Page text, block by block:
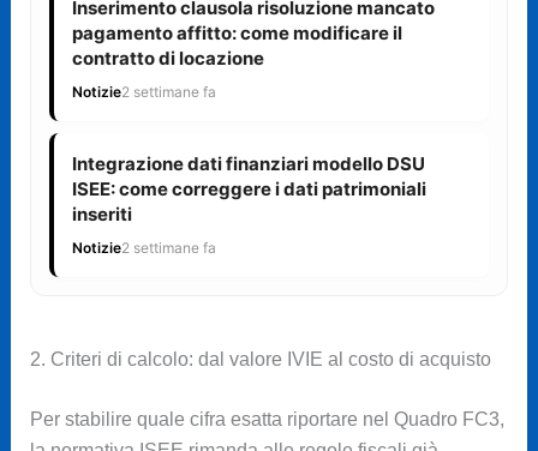
Inserimento clausola risoluzione mancato
pagamento affitto: come modificare il
contratto di locazione
Notizie2 settimane fa
Integrazione dati finanziari modello DSU
ISEE: come correggere i dati patrimoniali
inseriti
Notizie2 settimane fa
2. Criteri di calcolo: dal valore IVIE al costo di acquisto
Per stabilire quale cifra esatta riportare nel Quadro FC3,